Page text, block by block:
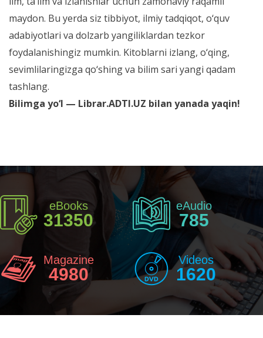
maydon. Bu yerda siz tibbiyot, ilmiy tadqiqot, o‘quv
adabiyotlari va dolzarb yangiliklardan tezkor
foydalanishingiz mumkin. Kitoblarni izlang, o‘qing,
sevimlilaringizga qo‘shing va bilim sari yangi qadam
tashlang.
Bilimga yo‘l — Librar.ADTI.UZ bilan yanada yaqin!
eBooks
31350
eAudio
785
Magazine
4980
Videos
1620